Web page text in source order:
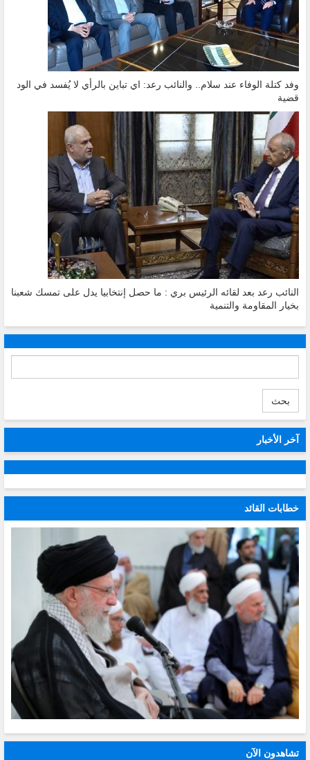
وفد كتلة الوفاء عند سلام.. والنائب رعد: اي تباين بالرأي لا يُفسد في الود
قضية
النائب رعد بعد لقائه الرئيس بري : ما حصل إنتخابيا يدل على تمسك شعبنا
بخيار المقاومة والتنمية
بحث
آخر الأخبار
خطابات القائد
تشاهدون الآن